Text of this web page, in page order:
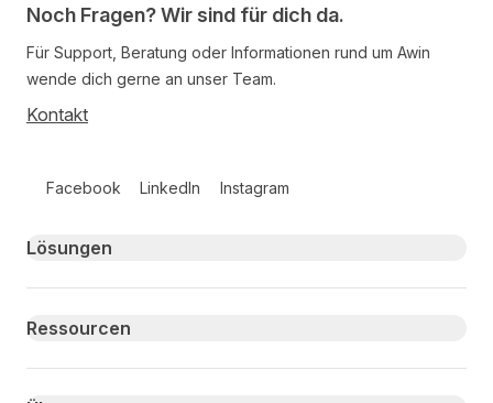
Noch Fragen? Wir sind für dich da.
Für Support, Beratung oder Informationen rund um Awin
wende dich gerne an unser Team.
Kontakt
Facebook LinkedIn Instagram
Primary footer navigation
Lösungen
Ressourcen